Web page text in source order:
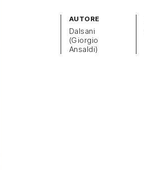
AUTORE
Dalsani
(Giorgio
Ansaldi)